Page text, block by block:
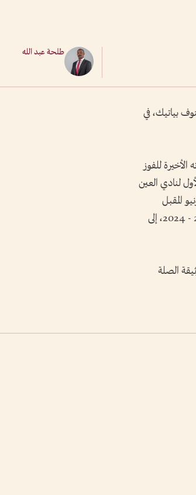
طلحة عبد الله
بياتيك، في
للفوز
لنادي العين
في يونيو المقبل
بالولايات المتحدة الأمريكية، بصفته بطلاً لقارة آسيا بعد حصوله على اللقب موسم 2023 - 2024، إلى
الصلة